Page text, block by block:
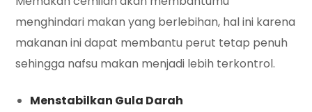
menghindari makan yang berlebihan, hal ini karena
makanan ini dapat membantu perut tetap penuh
sehingga nafsu makan menjadi lebih terkontrol.
Menstabilkan Gula Darah